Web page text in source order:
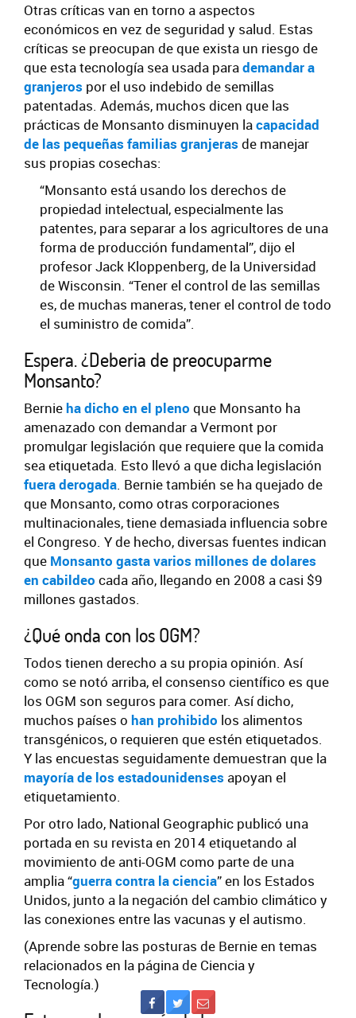
Otras críticas van en torno a aspectos
económicos en vez de seguridad y salud. Estas
críticas se preocupan de que exista un riesgo de
que esta tecnología sea usada parademandar a
granjeros por el uso indebido de semillas
patentadas. Además, muchos dicen que las
prácticas de Monsanto disminuyen lacapacidad
de las pequeñas familias granjeras de manejar
sus propias cosechas:
“Monsanto está usando los derechos de
propiedad intelectual, especialmente las
patentes, para separar a los agricultores de una
forma de producción fundamental”, dijo el
profesor Jack Kloppenberg, de la Universidad
de Wisconsin. “Tener el control de las semillas
es, de muchas maneras, tener el control de todo
el suministro de comida”.
Espera. ¿Deberia de preocuparme
Monsanto?
Bernieha dicho en el pleno que Monsanto ha
amenazado con demandar a Vermont por
promulgar legislación que requiere que la comida
sea etiquetada. Esto llevó a que dicha legislación
fuera derogada. Bernie también se ha quejado de
que Monsanto, como otras corporaciones
multinacionales, tiene demasiada influencia sobre
el Congreso. Y de hecho, diversas fuentes indican
que Monsanto gasta varios millones de dolares
en cabildeo cada año, llegando en 2008 a casi $9
millones gastados.
¿Qué onda con los OGM?
Todos tienen derecho a su propia opinión. Así
como se notó arriba, el consenso científico es que
los OGM son seguros para comer. Así dicho,
muchos países o han prohibido los alimentos
transgénicos, o requieren que estén etiquetados.
Y las encuestas seguidamente demuestran que la
mayoría de los estadounidenses apoyan el
etiquetamiento.
Por otro lado, National Geographic publicó una
portada en su revista en 2014 etiquetando al
movimiento de anti-OGM como parte de una
amplia “guerra contra la ciencia” en los Estados
Unidos, junto a la negación del cambio climático y
las conexiones entre las vacunas y el autismo.
(Aprende sobre las posturas de Bernie en temas
relacionados en la página de Ciencia y
Tecnología.)